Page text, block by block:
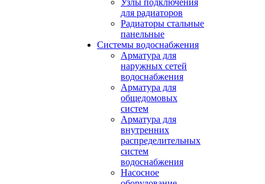
Узлы подключения
для радиаторов
Радиаторы стальные
панельные
Системы водоснабжения
Арматура для
наружных сетей
водоснабжения
Арматура для
общедомовых
систем
Арматура для
внутренних
распределительных
систем
водоснабжения
Насосное